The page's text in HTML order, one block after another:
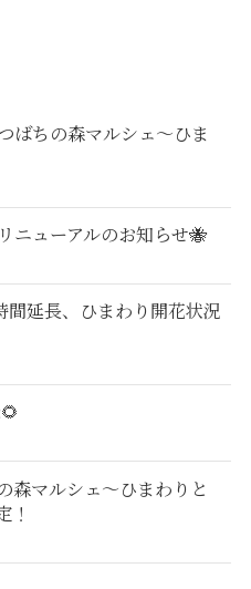
ばちの森マルシェ〜ひま
ニューアルのお知らせ🐝
延長、ひまわり開花状況
森マルシェ～ひまわりと
！